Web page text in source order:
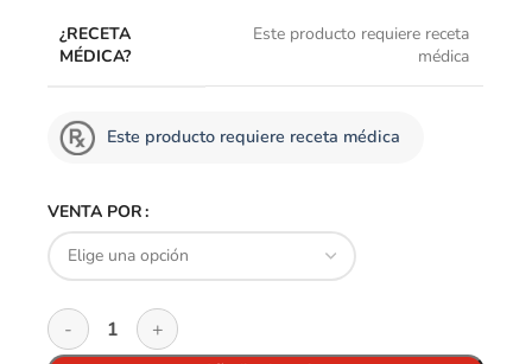
¿RECETA
MÉDICA?
Este producto requiere receta
médica
Este producto requiere receta médica
VENTA POR